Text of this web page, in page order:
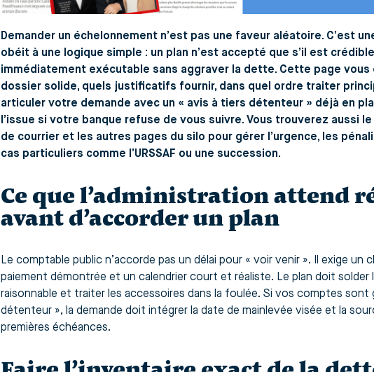
Demander un échelonnement n’est pas une faveur aléatoire. C’est
obéit à une logique simple : un plan n’est accepté que s’il est
immédiatement exécutable sans aggraver la dette. Cette page vous
dossier solide, quels justificatifs fournir, dans quel ordre traiter
articuler votre demande avec un « avis à tiers détenteur » déjà en
l’issue si votre banque refuse de vous suivre. Vous trouverez aussi
de courrier et les autres pages du silo pour gérer l’urgence, les
cas particuliers comme l’URSSAF ou une succession.
Ce que l’administration attend
avant d’accorder un plan
Le comptable public n’accorde pas un délai pour « voir venir ». Il exige
paiement démontrée et un calendrier court et réaliste. Le plan doit solder
raisonnable et traiter les accessoires dans la foulée. Si vos comptes sont
détenteur », la demande doit intégrer la date de mainlevée visée et la
premières échéances.